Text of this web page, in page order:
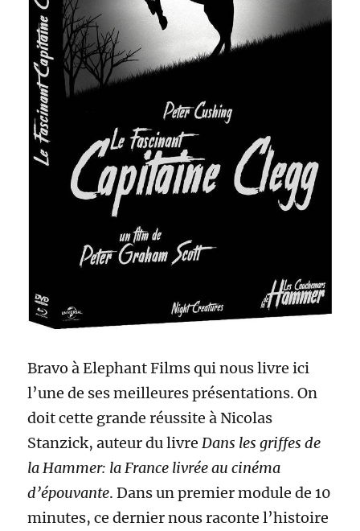
Bravo à Elephant Films qui nous livre ici
l’une de ses meilleures présentations. On
doit cette grande réussite à Nicolas
Stanzick, auteur du livreDans les griffes de
la Hammer: la France livrée au cinéma
d’épouvante. Dans un premier module de 10
minutes, ce dernier nous raconte l’histoire